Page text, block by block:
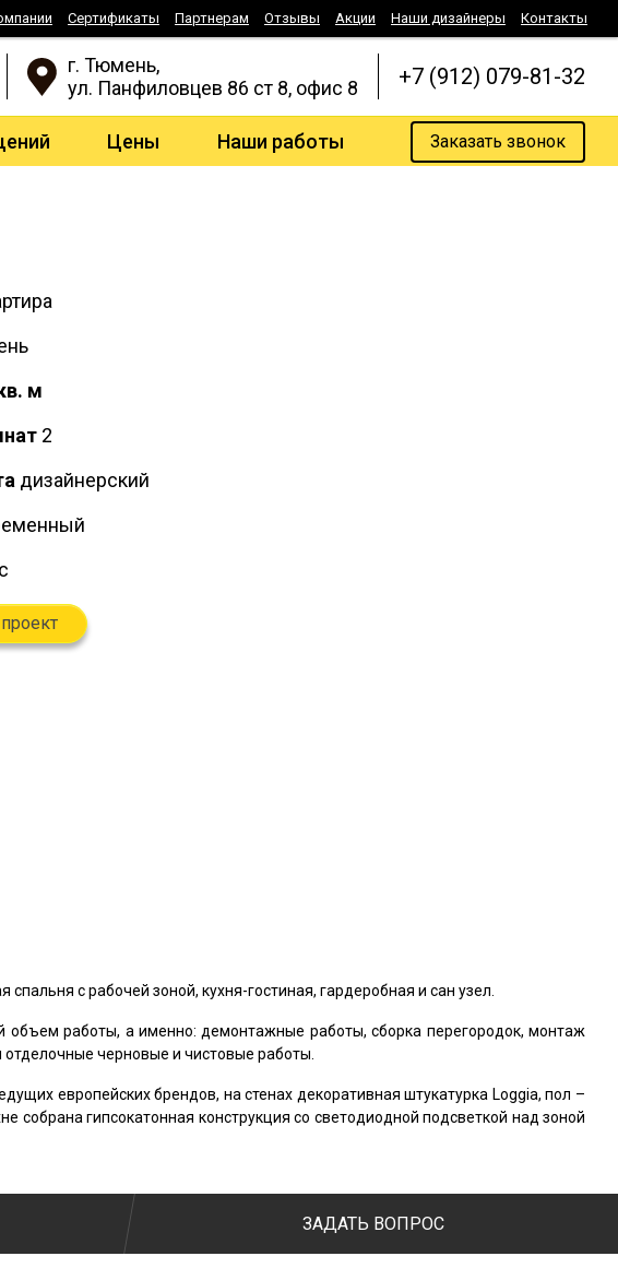
Сертификаты Партнерам Отзывы Акции Наши дизайнеры Контакты
г. Тюмень,
ул. Панфиловцев 86 ст 8, офис 8
+7 (912) 079-81-32
Цены Наши работы Заказать звонок
м
2
дизайнерский
с рабочей зоной, кухня-гостиная, гардеробная и сан узел.
работы, а именно: демонтажные работы, сборка перегородок, монтаж
черновые и чистовые работы.
европейских брендов, на стенах декоративная штукатурка Loggia, пол –
собрана гипсокатонная конструкция со светодиодной подсветкой над зоной
ЗАДАТЬ ВОПРОС